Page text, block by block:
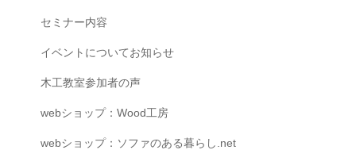
セミナー内容
イベントについてお知らせ
木工教室参加者の声
webショップ：Wood工房
webショップ：ソファのある暮らし.net